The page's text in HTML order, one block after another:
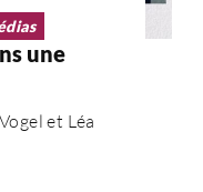
une
et Léa